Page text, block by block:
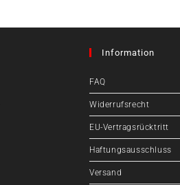
Information
FAQ
Widerrufsrecht
EU-Vertragsrücktritt
Haftungsausschluss
Versand